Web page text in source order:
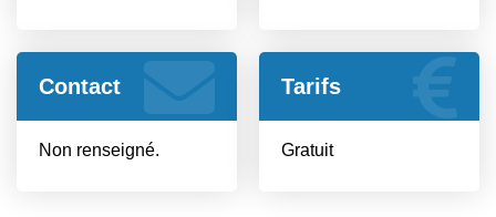
Contact
Non renseigné.
Tarifs
Gratuit